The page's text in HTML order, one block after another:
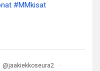
#MMkisat
@jaakiekkoseura2
·